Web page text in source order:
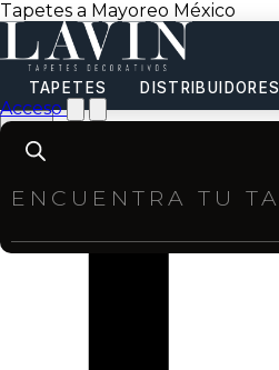
Tapetes a Mayoreo México
TAPETES DISTRIBUIDORES
Acceso
Products
search